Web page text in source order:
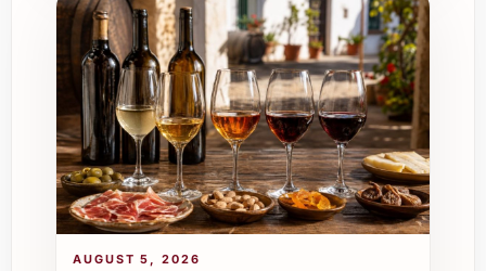
AUGUST 5, 2026